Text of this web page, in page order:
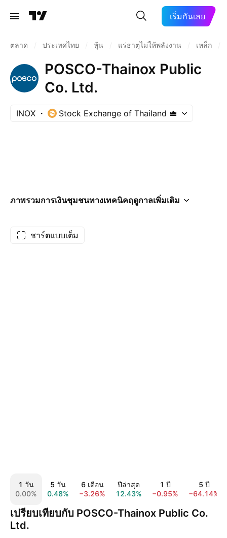
เริ่มกันเลย
ตลาด ประเทศไทย หุ้น แร่ธาตุไม่ให้พลังงาน เหล็ก
POSCO-Thainox Public
Co. Ltd.
INOX Stock Exchange of Thailand
ภาพรวมการเงินชุมชนทางเทคนิคฤดูกาลเพิ่มเติม
ชาร์ตแบบเต็ม
1 วัน
0.00%
5 วัน
0.48%
6 เดือน
−3.26%
ปีล่าสุด
12.43%
1 ปี
−0.95%
5 ปี
−64.14%
เปรียบเทียบกับ POSCO-Thainox Public Co.
Ltd.